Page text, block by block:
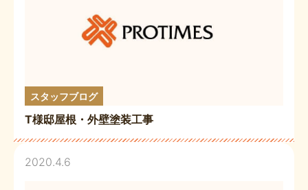
スタッフブログ
T様邸屋根・外壁塗装工事
2020.4.6